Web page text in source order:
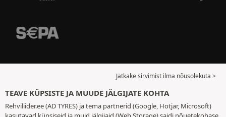
Jätkake sirvimist ilma nõusolekuta >
TEAVE KÜPSISTE JA MUUDE JÄLGIJATE KOHTA
Rehviliider.ee (AD TYRES) ja tema partnerid (Google, Hotjar, Microsoft)